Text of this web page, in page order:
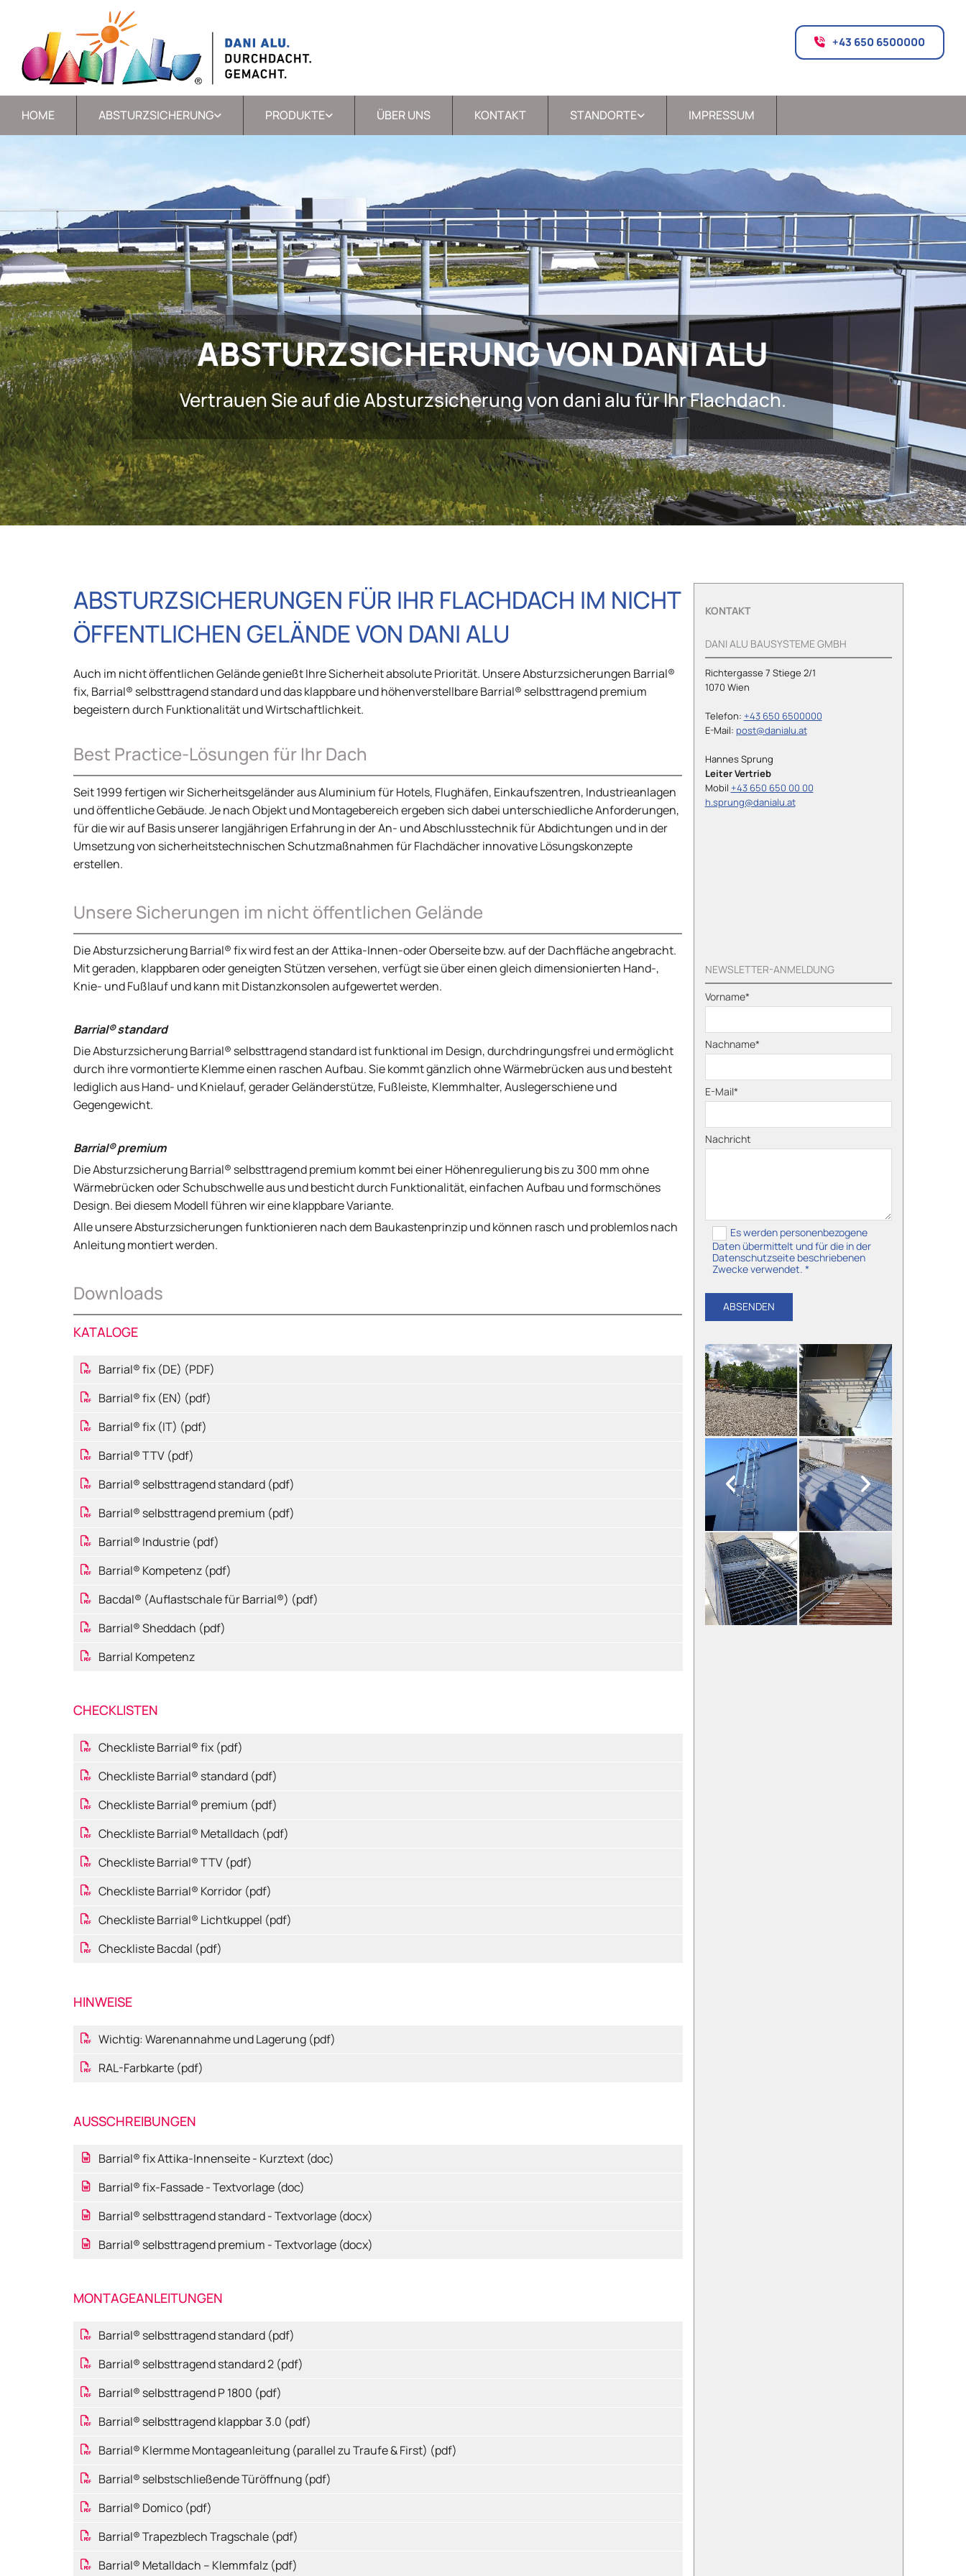
+43 650 6500000
HOME ABSTURZSICHERUNG PRODUKTE ÜBER UNS KONTAKT STANDORTE IMPRESSUM
ABSTURZSICHERUNG VON DANI ALU
Vertrauen Sie auf die Absturzsicherung von dani alu für Ihr Flachdach.
ABSTURZSICHERUNGEN FÜR IHR FLACHDACH IM NICHT
ÖFFENTLICHEN GELÄNDE VON DANI ALU
Auch im nicht öffentlichen Gelände genießt Ihre Sicherheit absolute Priorität. Unsere Absturzsicherungen Barrial®
fix, Barrial® selbsttragend standard und das klappbare und höhenverstellbare Barrial® selbsttragend premium
begeistern durch Funktionalität und Wirtschaftlichkeit.
Best Practice-Lösungen für Ihr Dach
Seit 1999 fertigen wir Sicherheitsgeländer aus Aluminium für Hotels, Flughäfen, Einkaufszentren, Industrieanlagen
und öffentliche Gebäude. Je nach Objekt und Montagebereich ergeben sich dabei unterschiedliche Anforderungen,
für die wir auf Basis unserer langjährigen Erfahrung in der An- und Abschlusstechnik für Abdichtungen und in der
Umsetzung von sicherheitstechnischen Schutzmaßnahmen für Flachdächer innovative Lösungskonzepte
erstellen.
Unsere Sicherungen im nicht öffentlichen Gelände
Die Absturzsicherung Barrial® fix wird fest an der Attika-Innen-oder Oberseite bzw. auf der Dachfläche angebracht.
Mit geraden, klappbaren oder geneigten Stützen versehen, verfügt sie über einen gleich dimensionierten Hand-,
Knie- und Fußlauf und kann mit Distanzkonsolen aufgewertet werden.
Barrial® standard
Die Absturzsicherung Barrial® selbsttragend standard ist funktional im Design, durchdringungsfrei und ermöglicht
durch ihre vormontierte Klemme einen raschen Aufbau. Sie kommt gänzlich ohne Wärmebrücken aus und besteht
lediglich aus Hand- und Knielauf, gerader Geländerstütze, Fußleiste, Klemmhalter, Auslegerschiene und
Gegengewicht.
Barrial® premium
Die Absturzsicherung Barrial® selbsttragend premium kommt bei einer Höhenregulierung bis zu 300 mm ohne
Wärmebrücken oder Schubschwelle aus und besticht durch Funktionalität, einfachen Aufbau und formschönes
Design. Bei diesem Modell führen wir eine klappbare Variante.
Alle unsere Absturzsicherungen funktionieren nach dem Baukastenprinzip und können rasch und problemlos nach
Anleitung montiert werden.
Downloads
KATALOGE
Barrial® fix (DE) (PDF)
Barrial® fix (EN) (pdf)
Barrial® fix (IT) (pdf)
Barrial® TTV (pdf)
Barrial® selbsttragend standard (pdf)
Barrial® selbsttragend premium (pdf)
Barrial® Industrie (pdf)
Barrial® Kompetenz (pdf)
Bacdal® (Auflastschale für Barrial®) (pdf)
Barrial® Sheddach (pdf)
Barrial Kompetenz
CHECKLISTEN
Checkliste Barrial® fix (pdf)
Checkliste Barrial® standard (pdf)
Checkliste Barrial® premium (pdf)
Checkliste Barrial® Metalldach (pdf)
Checkliste Barrial® TTV (pdf)
Checkliste Barrial® Korridor (pdf)
Checkliste Barrial® Lichtkuppel (pdf)
Checkliste Bacdal (pdf)
HINWEISE
Wichtig: Warenannahme und Lagerung (pdf)
RAL-Farbkarte (pdf)
AUSSCHREIBUNGEN
Barrial® fix Attika-Innenseite - Kurztext (doc)
Barrial® fix-Fassade - Textvorlage (doc)
Barrial® selbsttragend standard - Textvorlage (docx)
Barrial® selbsttragend premium - Textvorlage (docx)
MONTAGEANLEITUNGEN
Barrial® selbsttragend standard (pdf)
Barrial® selbsttragend standard 2 (pdf)
Barrial® selbsttragend P 1800 (pdf)
Barrial® selbsttragend klappbar 3.0 (pdf)
Barrial® Klermme Montageanleitung (parallel zu Traufe & First) (pdf)
Barrial® selbstschließende Türöffnung (pdf)
Barrial® Domico (pdf)
Barrial® Trapezblech Tragschale (pdf)
Barrial® Metalldach – Klemmfalz (pdf)
KONTAKT
DANI ALU BAUSYSTEME GMBH
Richtergasse 7 Stiege 2/1
1070 Wien
Telefon: +43 650 6500000
E-Mail: post@danialu.at
Hannes Sprung
Leiter Vertrieb
Mobil +43 650 650 00 00
h.sprung@danialu.at
NEWSLETTER-ANMELDUNG
Vorname*
Nachname*
E-Mail*
Nachricht
Es werden personenbezogene
Daten übermittelt und für die in der
Datenschutzseite beschriebenen
Zwecke verwendet. *